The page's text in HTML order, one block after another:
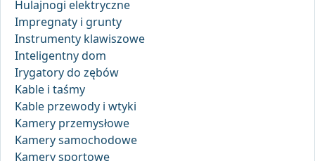
Hulajnogi elektryczne
Impregnaty i grunty
Instrumenty klawiszowe
Inteligentny dom
Irygatory do zębów
Kable i taśmy
Kable przewody i wtyki
Kamery przemysłowe
Kamery samochodowe
Kamery sportowe